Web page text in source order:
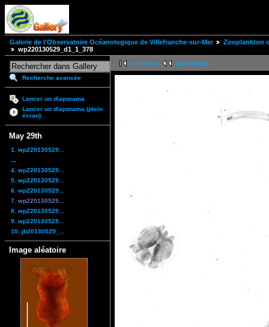
Galerie de l'Observatoire Océanologique de Villefranche-sur-Mer
Zooplankton
wp220130529_d1_1_378
Recherche avancée
Lancer un diaporama
Lancer un diaporama (plein
écran)
May 29th
1. wp220130529...
4. wp220130529...
5. wp220130529...
6. wp220130529...
7. wp220130529...
8. wp220130529...
9. wp220130529...
10. jb20130529_...
Image aléatoire
première précédente